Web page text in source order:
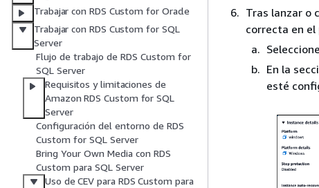
Trabajar con RDS Custom for Oracle
Trabajar con RDS Custom for SQL
Server
Flujo de trabajo de RDS Custom for
SQL Server
Requisitos y limitaciones de
Amazon RDS Custom for SQL
Server
Configuración del entorno de RDS
Custom for SQL Server
Bring Your Own Media con RDS
Custom para SQL Server
Uso de CEV para RDS Custom para
Tras lanzar o
correcta en el
En la
esté